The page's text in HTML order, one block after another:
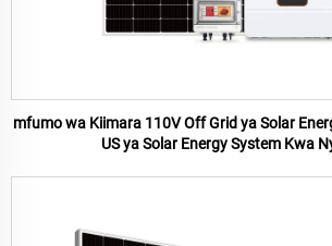
mfumo wa Kiimara 110V Off Grid ya Solar
US ya Solar Energy System Kwa